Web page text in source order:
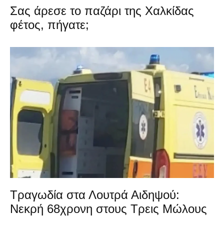
Σας άρεσε το παζάρι της Χαλκίδας
φέτος, πήγατε;
Τραγωδία στα Λουτρά Αιδηψού:
Νεκρή 68χρονη στους Τρεις Μώλους